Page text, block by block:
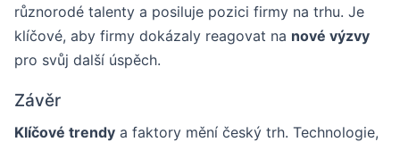
různorodé talenty a posiluje pozici firmy na trhu. Je
klíčové, aby firmy dokázaly reagovat na nové výzvy
pro svůj další úspěch.
Závěr
Klíčové trendy a faktory mění český trh. Technologie,